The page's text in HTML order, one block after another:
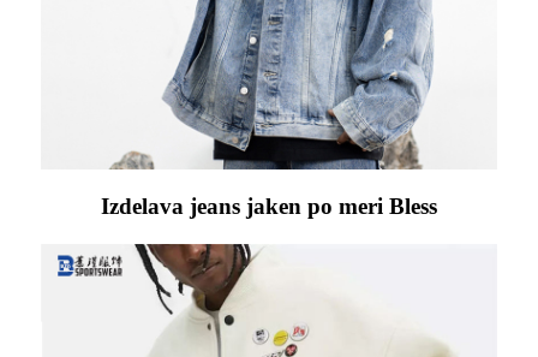
Izdelava jeans jaken po meri Bless